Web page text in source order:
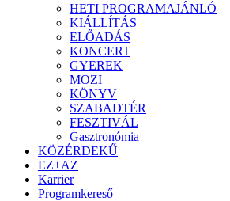
HETI PROGRAMAJÁNLÓ
KIÁLLÍTÁS
ELŐADÁS
KONCERT
GYEREK
MOZI
KÖNYV
SZABADTÉR
FESZTIVÁL
Gasztronómia
KÖZÉRDEKŰ
EZ+AZ
Karrier
Programkereső